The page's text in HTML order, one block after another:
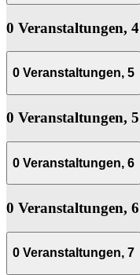
0 Veranstaltungen, 4
0 Veranstaltungen, 5
0 Veranstaltungen, 5
0 Veranstaltungen, 6
0 Veranstaltungen, 6
0 Veranstaltungen, 7